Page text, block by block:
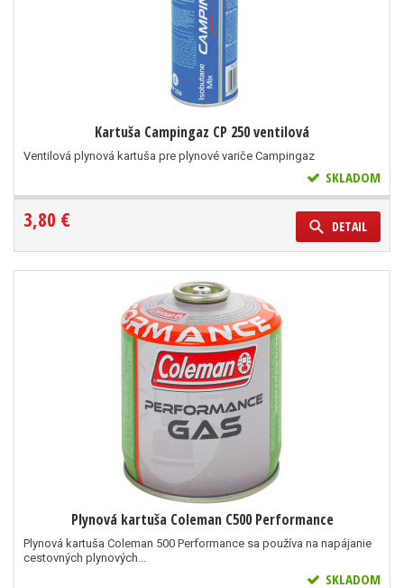
Kartuša Campingaz CP 250 ventilová
Ventilová plynová kartuša pre plynové variče Campingaz
SKLADOM
3,80 € DETAIL
Plynová kartuša Coleman C500 Performance
Plynová kartuša Coleman 500 Performance sa používa na napájanie
cestovných plynových...
SKLADOM